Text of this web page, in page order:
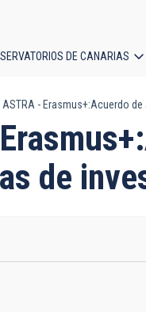
DE CANARIAS
ASTRA - Erasmus+:Acuerdo
de